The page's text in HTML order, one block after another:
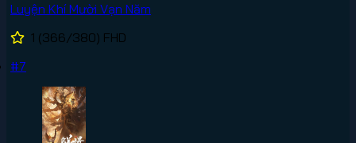
Luyện Khí Mười Vạn Năm
1 (366/380) FHD
#7